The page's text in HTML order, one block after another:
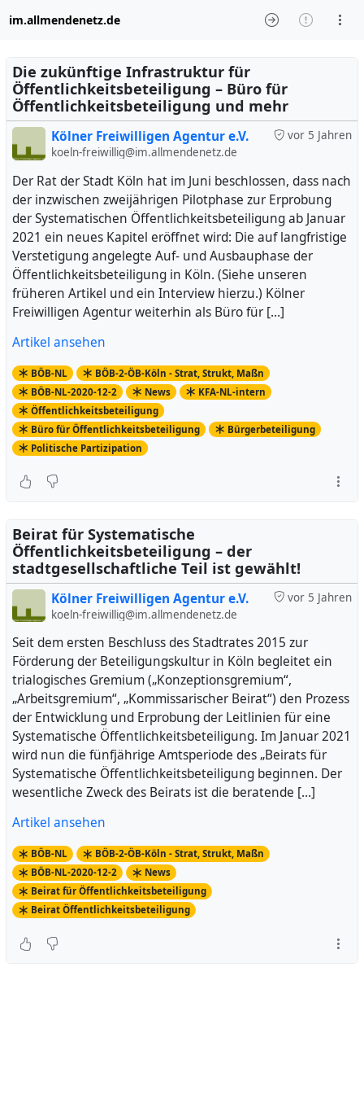
im.allmendenetz.de
Die zukünftige Infrastruktur für
Öffentlichkeitsbeteiligung – Büro für
Öffentlichkeitsbeteiligung und mehr
vor 5 Jahren
Kölner Freiwilligen Agentur e.V.
koeln-freiwillig@im.allmendenetz.de
Der Rat der Stadt Köln hat im Juni beschlossen, dass nach
der inzwischen zweijährigen Pilotphase zur Erprobung
der Systematischen Öffentlichkeitsbeteiligung ab Januar
2021 ein neues Kapitel eröffnet wird: Die auf langfristige
Verstetigung angelegte Auf- und Ausbauphase der
Öffentlichkeitsbeteiligung in Köln. (Siehe unseren
früheren Artikel und ein Interview hierzu.) Kölner
Freiwilligen Agentur weiterhin als Büro für […]
Artikel ansehen
BÖB-NL
BÖB-2-ÖB-Köln - Strat, Strukt, Maßn
BÖB-NL-2020-12-2
News
KFA-NL-intern
Öffentlichkeitsbeteiligung
Büro für Öffentlichkeitsbeteiligung
Bürgerbeteiligung
Politische Partizipation
Beirat für Systematische
Öffentlichkeitsbeteiligung – der
stadtgesellschaftliche Teil ist gewählt!
vor 5 Jahren
Kölner Freiwilligen Agentur e.V.
koeln-freiwillig@im.allmendenetz.de
Seit dem ersten Beschluss des Stadtrates 2015 zur
Förderung der Beteiligungskultur in Köln begleitet ein
trialogisches Gremium („Konzeptionsgremium“,
„Arbeitsgremium“, „Kommissarischer Beirat“) den Prozess
der Entwicklung und Erprobung der Leitlinien für eine
Systematische Öffentlichkeitsbeteiligung. Im Januar 2021
wird nun die fünfjährige Amtsperiode des „Beirats für
Systematische Öffentlichkeitsbeteiligung beginnen. Der
wesentliche Zweck des Beirats ist die beratende […]
Artikel ansehen
BÖB-NL
BÖB-2-ÖB-Köln - Strat, Strukt, Maßn
BÖB-NL-2020-12-2
News
Beirat für Öffentlichkeitsbeteiligung
Beirat Öffentlichkeitsbeteiligung